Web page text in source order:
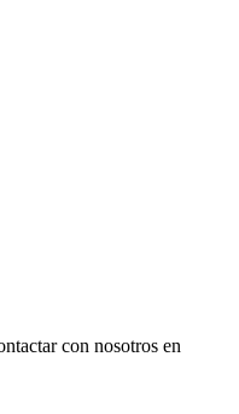
con nosotros en